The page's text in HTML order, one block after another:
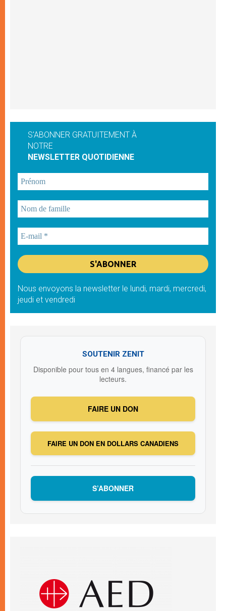
S'ABONNER GRATUITEMENT À
NOTRE
NEWSLETTER QUOTIDIENNE
Nous envoyons la newsletter le lundi, mardi, mercredi,
jeudi et vendredi
SOUTENIR ZENIT
Disponible pour tous en 4 langues, financé par les
lecteurs.
FAIRE UN DON
FAIRE UN DON EN DOLLARS CANADIENS
S’ABONNER